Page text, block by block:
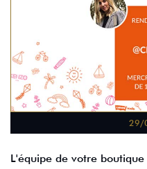
29/
L'équipe de votre boutique